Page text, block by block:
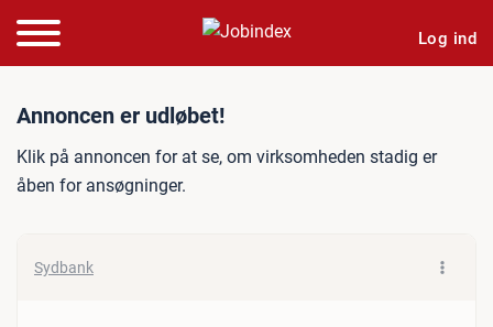
Log ind
Jobannonce:
Annoncen er udløbet!
Klik på annoncen for at se, om virksomheden stadig er
åben for ansøgninger.
Sydbank